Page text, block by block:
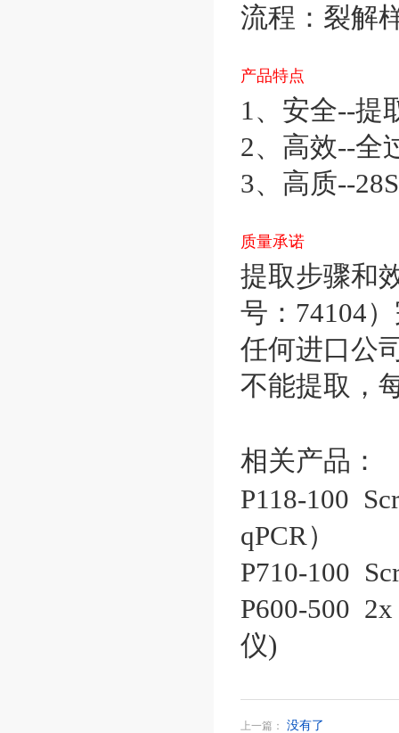
流程：裂解
产品特点
1、安全--提
2、高效--全
3、高质--
质量承诺
提取步骤和
号：74104
任何进口公
不能提取，
相关产品：
P118-100
qPCR）
P710-100
P600-500
仪)
上一篇： 没有了